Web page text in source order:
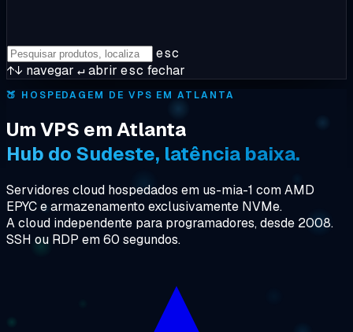
esc
↑↓ navegar ↵abrir esc fechar
🍑 HOSPEDAGEM DE VPS EM ATLANTA
Um VPS em Atlanta
Hub do Sudeste, latência baixa.
Servidores cloud hospedados em us-mia-1 com AMD
EPYC e armazenamento exclusivamente NVMe.
A cloud independente para programadores, desde 2008.
SSH ou RDP em 60 segundos.